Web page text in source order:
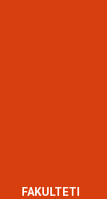
FAKULTETI